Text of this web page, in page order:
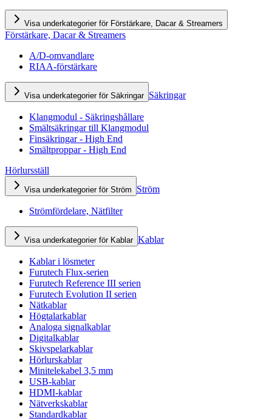
Visa underkategorier för Förstärkare, Dacar & Streamers
Förstärkare, Dacar & Streamers
A/D-omvandlare
RIAA-förstärkare
Visa underkategorier för Säkringar Säkringar
Klangmodul - Säkringshållare
Smältsäkringar till Klangmodul
Finsäkringar - High End
Smältproppar - High End
Hörlursställ
Visa underkategorier för Ström Ström
Strömfördelare, Nätfilter
Visa underkategorier för Kablar Kablar
Kablar i lösmeter
Furutech Flux-serien
Furutech Reference III serien
Furutech Evolution II serien
Nätkablar
Högtalarkablar
Analoga signalkablar
Digitalkablar
Skivspelarkablar
Hörlurskablar
Minitelekabel 3,5 mm
USB-kablar
HDMI-kablar
Nätverkskablar
Standardkablar